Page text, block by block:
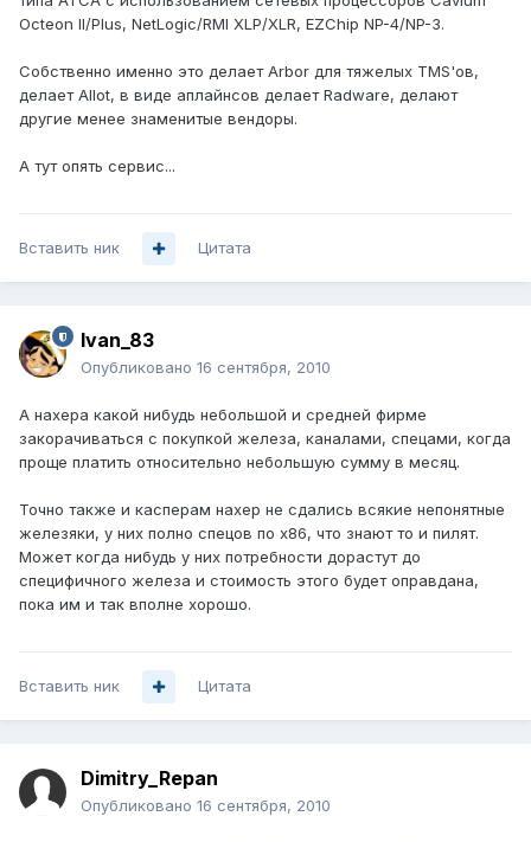
Octeon II/Plus, NetLogic/RMI XLP/XLR, EZChip NP-4/NP-3.
Собственно именно это делает Arbor для тяжелых TMS'ов,
делает Allot, в виде аплайнсов делает Radware, делают
другие менее знаменитые вендоры.
А тут опять сервис...
Вставить ник Цитата
Ivan_83
Опубликовано 16 сентября, 2010
А нахера какой нибудь небольшой и средней фирме
закорачиваться с покупкой железа, каналами, спецами, когда
проще платить относительно небольшую сумму в месяц.
Точно также и касперам нахер не сдались всякие непонятные
железяки, у них полно спецов по х86, что знают то и пилят.
Может когда нибудь у них потребности дорастут до
специфичного железа и стоимость этого будет оправдана,
пока им и так вполне хорошо.
Вставить ник Цитата
Dimitry_Repan
Опубликовано 16 сентября, 2010